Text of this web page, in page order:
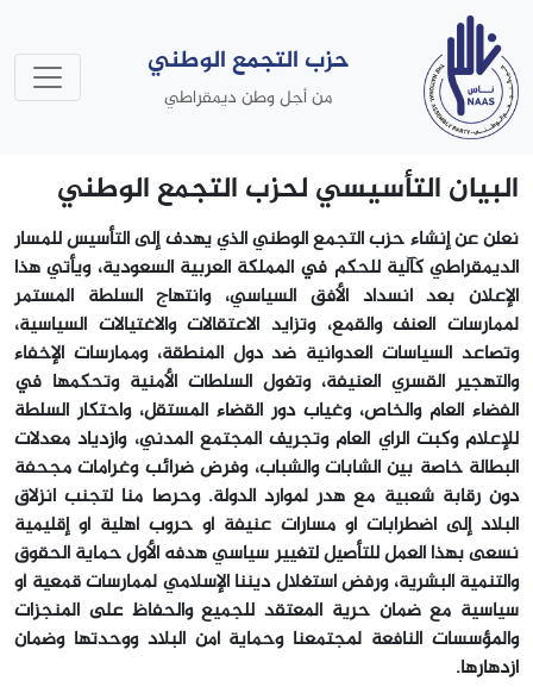
حزب التجمع الوطني
من أجل وطن ديمقراطي
البيان التأسيسي لحزب التجمع الوطني
نعلن عن إنشاء حزب التجمع الوطني الذي يهدف إلى التأسيس للمسار
الديمقراطي كآلية للحكم في المملكة العربية السعودية، ويأتي هذا
الإعلان بعد انسداد الأفق السياسي، وانتهاج السلطة المستمر
لممارسات العنف والقمع، وتزايد الاعتقالات والاغتيالات السياسية،
وتصاعد السياسات العدوانية ضد دول المنطقة، وممارسات الإخفاء
والتهجير القسري العنيفة، وتغول السلطات الأمنية وتحكمها في
الفضاء العام والخاص، وغياب دور القضاء المستقل، واحتكار السلطة
للإعلام وكبت الرأي العام وتجريف المجتمع المدني، وازدياد معدلات
البطالة خاصة بين الشابات والشباب، وفرض ضرائب وغرامات مجحفة
دون رقابة شعبية مع هدر لموارد الدولة. وحرصا منا لتجنب انزلاق
البلاد إلى اضطرابات أو مسارات عنيفة أو حروب أهلية أو إقليمية
نسعى بهذا العمل للتأصيل لتغيير سياسي هدفه الأول حماية الحقوق
والتنمية البشرية، ورفض استغلال ديننا الإسلامي لممارسات قمعية أو
سياسية مع ضمان حرية المعتقد للجميع والحفاظ على المنجزات
والمؤسسات النافعة لمجتمعنا وحماية أمن البلاد ووحدتها وضمان
ازدهارها.